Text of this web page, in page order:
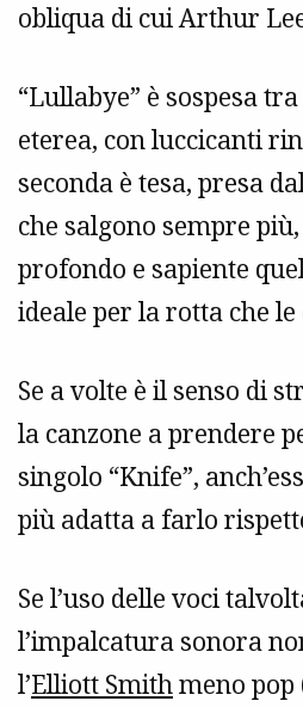
obliqua di cui Arthur
“Lullabye” è sospesa
eterea, con luccicanti
seconda è tesa, presa
che salgono sempre
profondo e sapiente
ideale per la rotta che
Se a volte è il senso di
la canzone a prendere
singolo “Knife”,
più adatta a farlo
Se l’uso delle voci
l’impalcatura sonora
l’Elliott Smithmeno pop